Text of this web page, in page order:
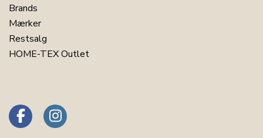
Brands
Mærker
Restsalg
HOME-TEX Outlet